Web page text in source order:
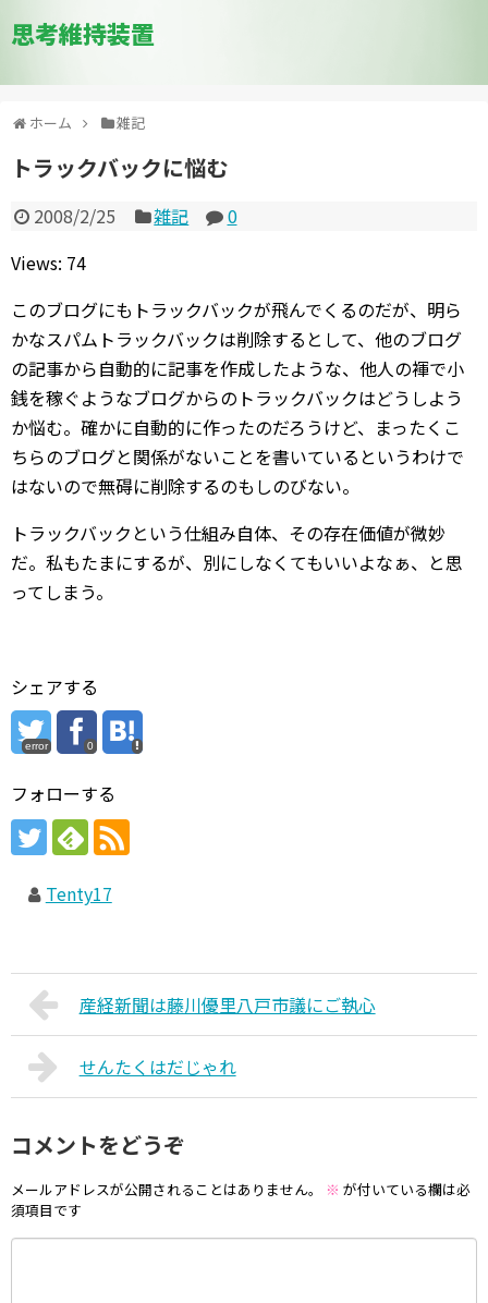
思考維持装置
ホーム 雑記
トラックバックに悩む
2008/2/25 雑記
0
Views: 74
このブログにもトラックバックが飛んでくるのだが、明ら
かなスパムトラックバックは削除するとして、他のブログ
の記事から自動的に記事を作成したような、他人の褌で小
銭を稼ぐようなブログからのトラックバックはどうしよう
か悩む。確かに自動的に作ったのだろうけど、まったくこ
ちらのブログと関係がないことを書いているというわけで
はないので無碍に削除するのもしのびない。
トラックバックという仕組み自体、その存在価値が微妙
だ。私もたまにするが、別にしなくてもいいよなぁ、と思
ってしまう。
シェアする
error 0
フォローする
Tenty17
産経新聞は藤川優里八戸市議にご執心
せんたくはだじゃれ
コメントをどうぞ
メールアドレスが公開されることはありません。 ※ が付いている欄は必
須項目です